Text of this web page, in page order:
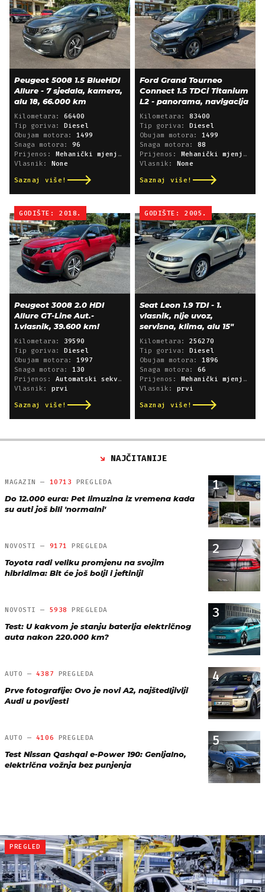
Peugeot 5008 1.5 BlueHDI
Allure - 7 sjedala, kamera,
alu 18, 66.000 km
Kilometara: 66400
Tip goriva:
Diesel
Obujam motora: 1499
Snaga motora: 96
Prijenos:
Mehanički mjenjač
Vlasnik:
None
Saznaj više!
Ford Grand Tourneo
Connect 1.5 TDCi Titanium
L2 - panorama, navigacija
Kilometara: 83400
Tip goriva:
Diesel
Obujam motora: 1499
Snaga motora: 88
Prijenos:
Mehanički mjenjač
Vlasnik:
None
Saznaj više!
GODIŠTE: 2018.
Peugeot 3008 2.0 HDI
Allure GT-Line Aut.-
1.vlasnik, 39.600 km!
Kilometara: 39590
Tip goriva:
Diesel
Obujam motora: 1997
Snaga motora: 130
Prijenos: Automatski sekvencijski
Vlasnik: prvi
Saznaj više!
GODIŠTE: 2005.
Seat Leon 1.9 TDI - 1.
vlasnik, nije uvoz,
servisna, klima, alu 15"
Kilometara: 256270
Tip goriva:
Diesel
Obujam motora: 1896
Snaga motora: 66
Prijenos:
Mehanički mjenjač
Vlasnik: prvi
Saznaj više!
NAJČITANIJE
1
MAGAZIN — 10713 PREGLEDA
Do 12.000 eura: Pet limuzina iz vremena kada
su auti još bili 'normalni'
2
NOVOSTI — 9171 PREGLEDA
Toyota radi veliku promjenu na svojim
hibridima: Bit će još bolji i jeftiniji
3
NOVOSTI — 5938 PREGLEDA
Test: U kakvom je stanju baterija električnog
auta nakon 220.000 km?
4
AUTO — 4387 PREGLEDA
Prve fotografije: Ovo je novi A2, najštedljiviji
Audi u povijesti
5
AUTO — 4106 PREGLEDA
Test Nissan Qashqai e-Power 190: Genijalno,
električna vožnja bez punjenja
PREGLED